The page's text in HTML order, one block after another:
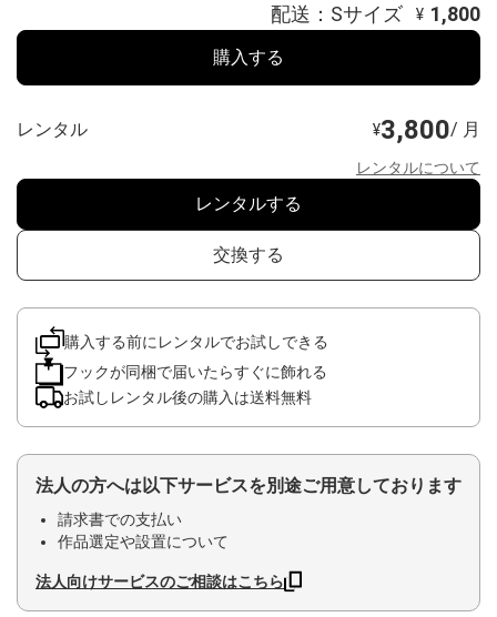
配送：Sサイズ ¥ 1,800
購入する
レンタル ¥3,800/ 月
レンタルについて
レンタルする
交換する
購入する前にレンタルでお試しできる
フックが同梱で届いたらすぐに飾れる
お試しレンタル後の購入は送料無料
法人の方へは以下サービスを別途ご用意しております
請求書での支払い
作品選定や設置について
法人向けサービスのご相談はこちら